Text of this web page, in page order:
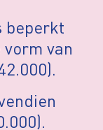
beperkt
van